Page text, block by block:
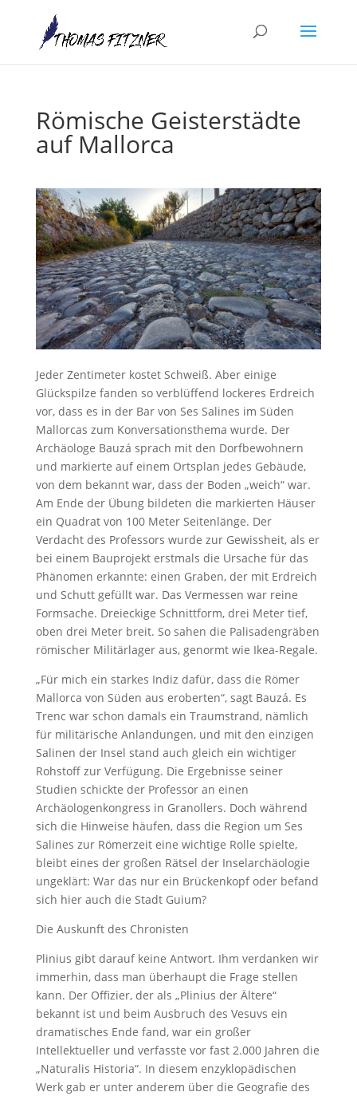
Römische Geisterstädte
auf Mallorca
Jeder Zentimeter kostet Schweiß. Aber einige
Glückspilze fanden so verblüffend lockeres Erdreich
vor, dass es in der Bar von Ses Salines im Süden
Mallorcas zum Konversa­tionsthema wurde. Der
Archäologe Bauzá sprach mit den Dorfbewohnern
und markierte auf einem Ortsplan jedes Gebäude,
von dem bekannt war, dass der Boden „weich“ war.
Am Ende der Übung bildeten die markierten Häuser
ein Quadrat von 100 Meter Seiten­länge. Der
Verdacht des Professors wurde zur Gewissheit, als er
bei einem Bauprojekt erstmals die Ursache für das
Phänomen erkannte: einen Graben, der mit Erdreich
und Schutt gefüllt war. Das Vermessen war reine
Formsache. Dreieckige Schnittform, drei Meter tief,
oben drei Meter breit. So sahen die Palisadengräben
römischer Militärlager aus, genormt wie Ikea-Regale.
„Für mich ein starkes Indiz dafür, dass die Römer
Mallorca von Süden aus eroberten“, sagt Bauzá. Es
Trenc war schon damals ein Traumstrand, nämlich
für militärische Anlandungen, und mit den einzigen
Salinen der Insel stand auch gleich ein wichtiger
Rohstoff zur Verfügung. Die Ergebnisse seiner
Studien schickte der Professor an einen
Archäologenkongress in Granollers. Doch während
sich die Hinweise häufen, dass die Region um Ses
Salines zur Römerzeit eine wichtige Rolle spielte,
bleibt eines der großen Rätsel der Inselarchäologie
ungeklärt: War das nur ein Brückenkopf oder befand
sich hier auch die Stadt Guium?
Die Auskunft des Chronisten
Plinius gibt darauf keine Antwort. Ihm verdanken wir
immerhin, dass man überhaupt die Frage stellen
kann. Der Offizier, der als „Plinius der Ältere“
bekannt ist und beim Ausbruch des Vesuvs ein
dramatisches Ende fand, war ein großer
Intellektueller und verfasste vor fast 2.000 Jahren die
„Naturalis Historia“. In diesem enzyklopädischen
Werk gab er unter anderem über die Geografie des